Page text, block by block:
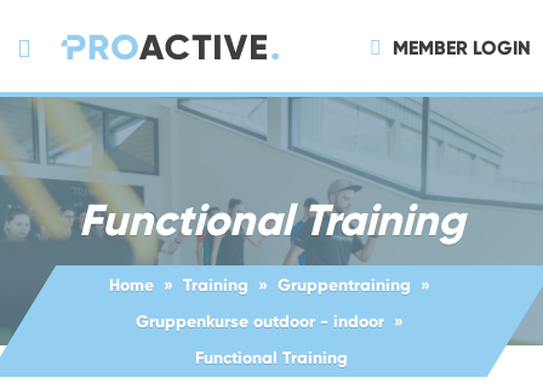
MEMBER LOGIN
Functional Training
Home Training
Gruppentraining
Gruppenkurse outdoor - indoor
Functional Training